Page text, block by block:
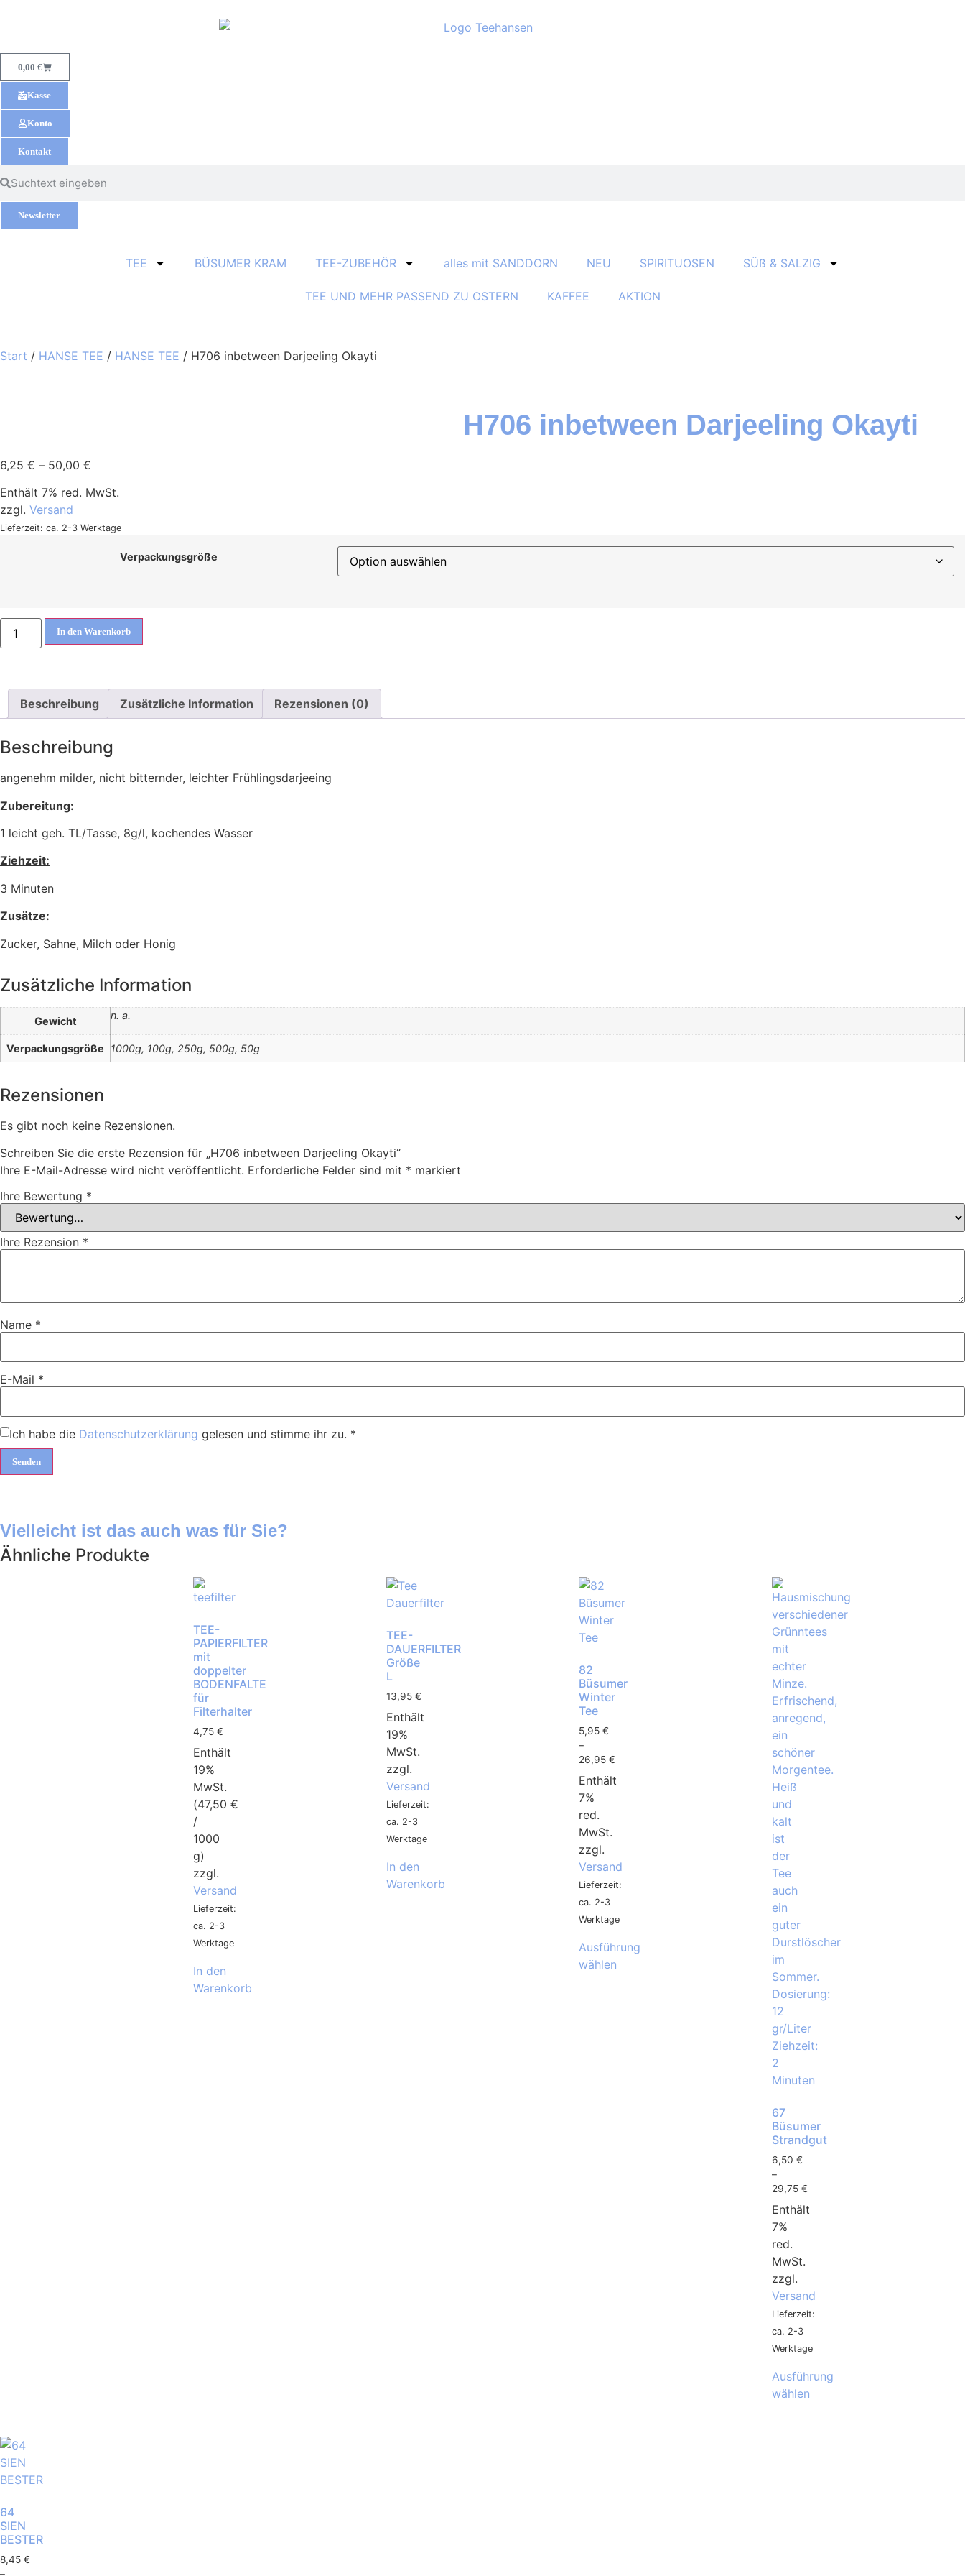
0,00 €
Kasse
Konto
Kontakt
Newsletter
TEE BÜSUMER KRAM TEE-ZUBEHÖR alles mit SANDDORN NEU SPIRITUOSEN SÜß & SALZIG
TEE UND MEHR PASSEND ZU OSTERN KAFFEE AKTION
Start / HANSE TEE / HANSE TEE / H706 inbetween Darjeeling Okayti
H706 inbetween Darjeeling Okayti
6,25 € – 50,00 €
Enthält 7% red. MwSt.
zzgl. Versand
Lieferzeit: ca. 2-3 Werktage
Verpackungsgröße
In den Warenkorb
Beschreibung Zusätzliche Information Rezensionen (0)
Beschreibung
angenehm milder, nicht bitternder, leichter Frühlingsdarjeeing
Zubereitung:
1 leicht geh. TL/Tasse, 8g/l, kochendes Wasser
Ziehzeit:
3 Minuten
Zusätze:
Zucker, Sahne, Milch oder Honig
Zusätzliche Information
Gewicht n. a.
Verpackungsgröße 1000g, 100g, 250g, 500g, 50g
Rezensionen
Es gibt noch keine Rezensionen.
Schreiben Sie die erste Rezension für „H706 inbetween Darjeeling Okayti“
Ihre E-Mail-Adresse wird nicht veröffentlicht. Erforderliche Felder sind mit * markiert
Ihre Bewertung *
Ihre Rezension *
Name *
E-Mail *
Ich habe die Datenschutzerklärung gelesen und stimme ihr zu. *
Vielleicht ist das auch was für Sie?
Ähnliche Produkte
TEE-
PAPIERFILTER
mit
doppelter
BODENFALTE
für
Filterhalter
4,75 €
Enthält
19%
MwSt.
(47,50 €
/
1000
g)
zzgl.
Versand
Lieferzeit:
ca. 2-3
Werktage
In den
Warenkorb
TEE-
DAUERFILTER
Größe
L
13,95 €
Enthält
19%
MwSt.
zzgl.
Versand
Lieferzeit:
ca. 2-3
Werktage
In den
Warenkorb
82
Büsumer
Winter
Tee
5,95€
–
26,95€
Enthält
7%
red.
MwSt.
zzgl.
Versand
Lieferzeit:
ca. 2-3
Werktage
Ausführung
wählen
67
Büsumer
Strandgut
6,50€
–
29,75€
Enthält
7%
red.
MwSt.
zzgl.
Versand
Lieferzeit:
ca. 2-3
Werktage
Ausführung
wählen
64
SIEN
BESTER
8,45 €
–